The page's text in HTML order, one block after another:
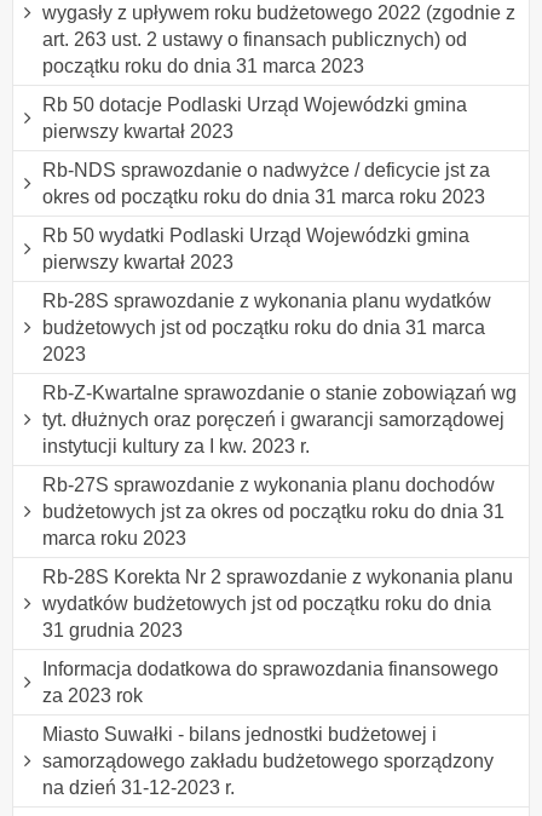
wygasły z upływem roku budżetowego 2022 (zgodnie z
art. 263 ust. 2 ustawy o finansach publicznych) od
początku roku do dnia 31 marca 2023
Rb 50 dotacje Podlaski Urząd Wojewódzki gmina
pierwszy kwartał 2023
Rb-NDS sprawozdanie o nadwyżce / deficycie jst za
okres od początku roku do dnia 31 marca roku 2023
Rb 50 wydatki Podlaski Urząd Wojewódzki gmina
pierwszy kwartał 2023
Rb-28S sprawozdanie z wykonania planu wydatków
budżetowych jst od początku roku do dnia 31 marca
2023
Rb-Z-Kwartalne sprawozdanie o stanie zobowiązań wg
tyt. dłużnych oraz poręczeń i gwarancji samorządowej
instytucji kultury za I kw. 2023 r.
Rb-27S sprawozdanie z wykonania planu dochodów
budżetowych jst za okres od początku roku do dnia 31
marca roku 2023
Rb-28S Korekta Nr 2 sprawozdanie z wykonania planu
wydatków budżetowych jst od początku roku do dnia
31 grudnia 2023
Informacja dodatkowa do sprawozdania finansowego
za 2023 rok
Miasto Suwałki - bilans jednostki budżetowej i
samorządowego zakładu budżetowego sporządzony
na dzień 31-12-2023 r.